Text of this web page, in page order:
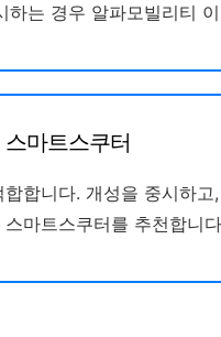
는 경우 알파모빌리티
마트스쿠터
합니다. 개성을 중시하
마트스쿠터를 추천합니